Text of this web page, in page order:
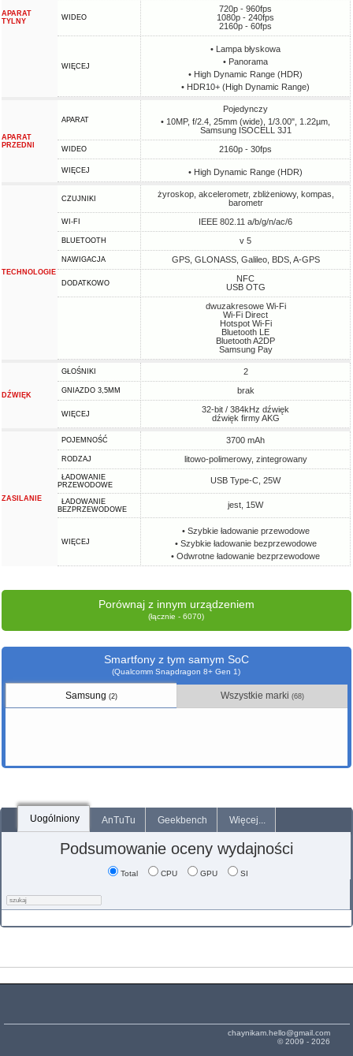
APARAT
TYLNY
WIDEO
720p - 960fps
1080p - 240fps
2160p - 60fps
WIĘCEJ
• Lampa błyskowa
• Panorama
• High Dynamic Range (HDR)
• HDR10+ (High Dynamic Range)
APARAT
PRZEDNI
APARAT
Pojedynczy
• 10MP, f/2.4, 25mm (wide), 1/3.00", 1.22µm,
Samsung ISOCELL 3J1
WIDEO 2160p - 30fps
WIĘCEJ • High Dynamic Range (HDR)
TECHNOLOGIE
CZUJNIKI
żyroskop, akcelerometr, zbliżeniowy, kompas,
barometr
WI-FI IEEE 802.11 a/b/g/n/ac/6
BLUETOOTH v 5
NAWIGACJA GPS, GLONASS, Galileo, BDS, A-GPS
DODATKOWO
NFC
USB OTG
dwuzakresowe Wi-Fi
Wi-Fi Direct
Hotspot Wi-Fi
Bluetooth LE
Bluetooth A2DP
Samsung Pay
DŹWIĘK
GŁOŚNIKI 2
GNIAZDO 3,5MM brak
WIĘCEJ
32-bit / 384kHz dźwięk
dźwięk firmy AKG
ZASILANIE
POJEMNOŚĆ 3700 mAh
RODZAJ litowo-polimerowy, zintegrowany
ŁADOWANIE
PRZEWODOWE
USB Type-C, 25W
ŁADOWANIE
BEZPRZEWODOWE
jest, 15W
WIĘCEJ
• Szybkie ładowanie przewodowe
• Szybkie ładowanie bezprzewodowe
• Odwrotne ładowanie bezprzewodowe
Porównaj z innym urządzeniem
(łącznie - 6070)
Smartfony z tym samym SoC
(Qualcomm Snapdragon 8+ Gen 1)
Samsung (2) Wszystkie marki (68)
Uogólniony AnTuTu Geekbench Więcej...
Podsumowanie oceny wydajności
Total CPU GPU SI
chaynikam.hello@gmail.com
© 2009 - 2026